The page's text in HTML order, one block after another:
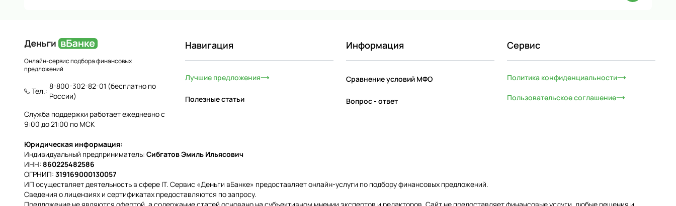
Онлайн-сервис подбора финансовых
предложений
Тел.:
8-800-302-82-01 (бесплатно по
России)
Служба поддержки работает ежедневно с
9:00 до 21:00 по МСК
Навигация
Лучшие предложения
Полезные статьи
Информация
Сравнение условий МФО
Вопрос - ответ
Сервис
Политика конфиденциальности
Пользовательское соглашение
Юридическая информация:
Индивидуальный предприниматель: Сибгатов Эмиль Ильясович
ИНН: 860225482586
ОГРНИП: 319169000130057
ИП осуществляет деятельность в сфере IT. Сервис «Деньги вБанке» предоставляет онлайн-услуги по подбору финансовых предложений.
Сведения о лицензиях и сертификатах предоставляются по запросу.